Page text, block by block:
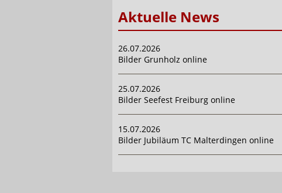
Aktuelle News
26.07.2026
Bilder Grunholz online
25.07.2026
Bilder Seefest Freiburg online
15.07.2026
Bilder Jubiläum TC Malterdingen online